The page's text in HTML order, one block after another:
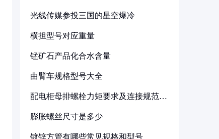
光线传媒参投三国的星空爆冷
横担型号对应重量
锰矿石产品化合水含量
曲臂车规格型号大全
配电柜母排螺栓力矩要求及连接规范详
膨胀螺丝尺寸是多少
镀锌方管有哪些常见规格和型号